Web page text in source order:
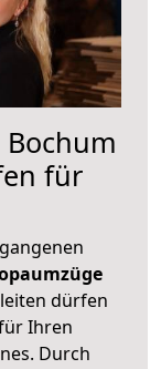
für
dürfen
Ihren
Durch